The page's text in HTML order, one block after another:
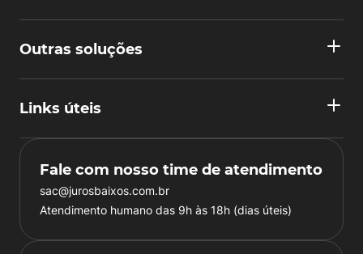
Outras soluções
Links úteis
Fale com nosso time de atendimento
sac@jurosbaixos.com.br
Atendimento humano das 9h às 18h (dias úteis)